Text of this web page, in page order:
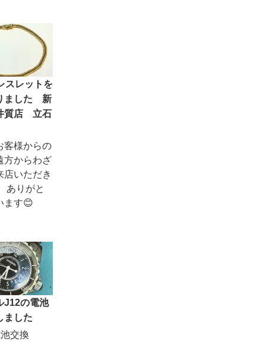
スレットを
ました 新
質店 立石
客様からの
方からわざ
店いただき
ありがと
ます😊
J12の電池
ました
交換